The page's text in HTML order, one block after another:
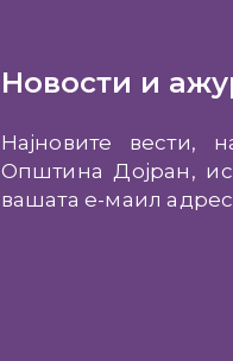
Новости и
Најновите вести,
Општина Дојран,
вашата е-маил